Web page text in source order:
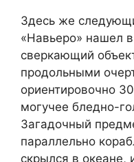
Здесь же
«Навьеро» нашел
сверкающий
продольными
ориентировочно
могучее бледно-
Загадочный
параллельно
скрылся в океане,